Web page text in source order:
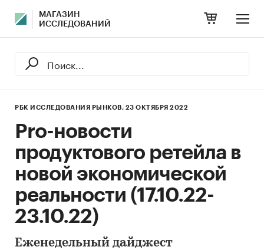
МАГАЗИН
ИССЛЕДОВАНИЙ
РБК ИССЛЕДОВАНИЯ РЫНКОВ, 23 ОКТЯБРЯ 2022
Pro-новости
продуктового ретейла в
новой экономической
реальности (17.10.22-
23.10.22)
Еженедельный дайджест